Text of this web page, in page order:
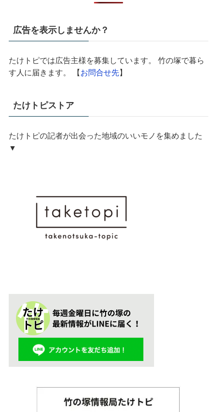
広告を表示しませんか？
たけトピでは広告主様を募集しています。 竹の塚で暮ら
す人に届きます。 【お問合せ先】
たけトピストア
たけトピの記者が出会った地域のいいモノを集めました
▼